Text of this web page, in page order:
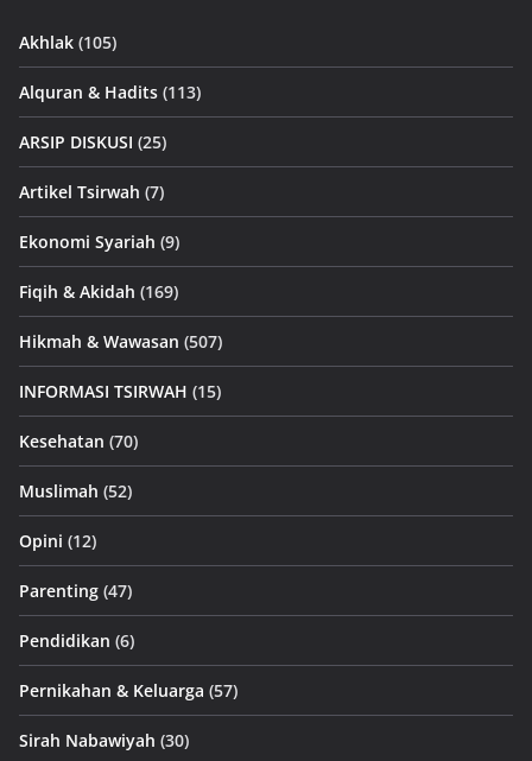
Akhlak (105)
Alquran & Hadits (113)
ARSIP DISKUSI (25)
Artikel Tsirwah (7)
Ekonomi Syariah (9)
Fiqih & Akidah (169)
Hikmah & Wawasan (507)
INFORMASI TSIRWAH (15)
Kesehatan (70)
Muslimah (52)
Opini (12)
Parenting (47)
Pendidikan (6)
Pernikahan & Keluarga (57)
Sirah Nabawiyah (30)